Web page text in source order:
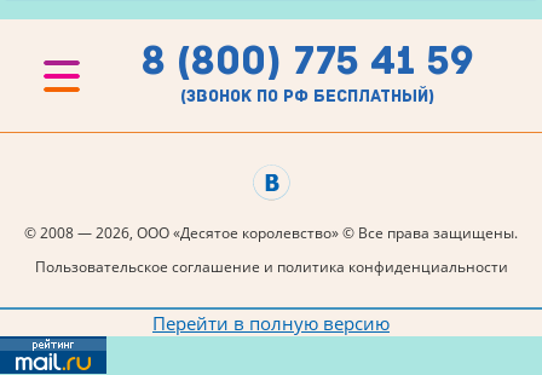
8 (800) 775 41 59
(звонок по рф бесплатный)
© 2008 — 2026, ООО «Десятое королевство» © Все права защищены.
Пользовательское соглашение и политика конфиденциальности
Перейти в полную версию